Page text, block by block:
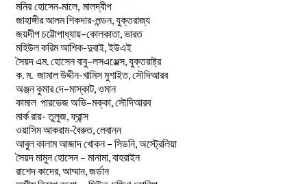
মনির হোসেন-মালে, মালদ্বীপ
জাহাঙ্গীর আলম শিকদার-লন্ডন, যুক্তরাজ্য
জয়দীপচট্টোপাধ্যায়–কোলকাতা,ভারত
মহিউল করিম আশিক-দুবাই, ইউএই
সৈয়দএম.হোসেনবাবু–লসএঞ্জেল্স,যুক্তরাষ্ট্র
ক.ম. জামালউদ্দীন-খামিস মুশাইত,সৌদিআরব
অঞ্জনকুমারদে–মাস্কাট,ওমান
কামাল পারভেজঅভি–মক্কা,সৌদিআরব
মার্ক রায়- তুলুজ, ফ্রান্স
ওয়াসিম আকরাম-বৈরুত, লেবানন
আবুল কালাম আজাদ খোকন – সিডনি, অস্ট্রেলিয়া
সৈয়দ মামুন হোসেন – মানামা, বাহরাইন
রাশেদ কাদের, আম্মান, জর্ডান